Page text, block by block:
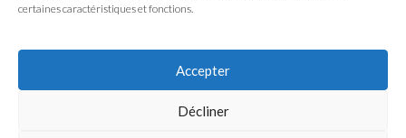
certaines caractéristiques et fonctions.
Accepter
Décliner
L’Agence
Actualité
Plan du site